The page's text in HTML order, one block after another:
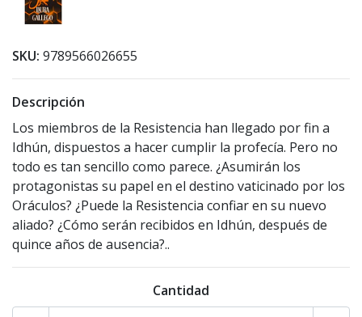
SKU: 9789566026655
Descripción
Los miembros de la Resistencia han llegado por fin a
Idhún, dispuestos a hacer cumplir la profecía. Pero no
todo es tan sencillo como parece. ¿Asumirán los
protagonistas su papel en el destino vaticinado por los
Oráculos? ¿Puede la Resistencia confiar en su nuevo
aliado? ¿Cómo serán recibidos en Idhún, después de
quince años de ausencia?..
Cantidad